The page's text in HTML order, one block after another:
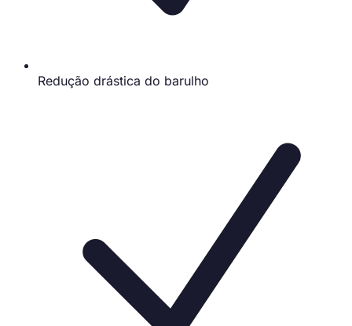
Redução drástica do barulho